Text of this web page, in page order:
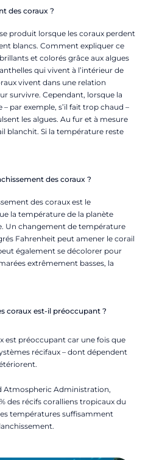
des coraux ?
produit lorsque les coraux perdent
blancs. Comment expliquer ce
et colorés grâce aux algues
qui vivent à l’intérieur de
vivent dans une relation
survivre. Cependant, lorsque la
par exemple, s’il fait trop chaud –
les algues. Au fur et à mesure
blanchit. Si la température reste
des coraux ?
des coraux est le
la température de la planète
Un changement de température
Fahrenheit peut amener le corail
également se décolorer pour
extrêmement basses, la
coraux est-il préoccupant ?
est préoccupant car une fois que
récifaux – dont dépendent
Atmospheric Administration,
des récifs coralliens tropicaux du
températures suffisamment